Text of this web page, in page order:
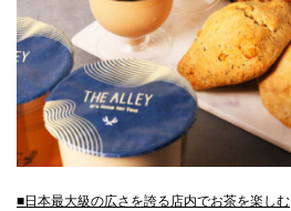
■日本最大級の広さを誇る店内でお茶を楽しむ